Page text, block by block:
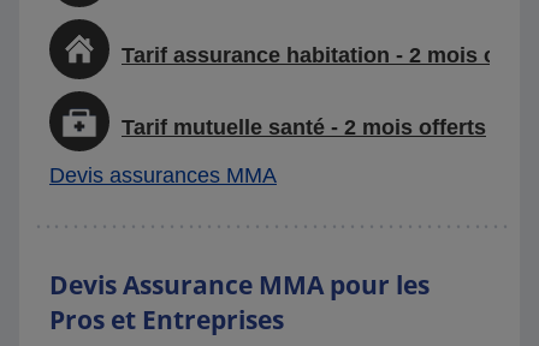
Tarif assurance habitation - 2 mois
Tarif mutuelle santé - 2 mois offerts
Devis assurances MMA
Devis Assurance MMA pour les
Pros et Entreprises